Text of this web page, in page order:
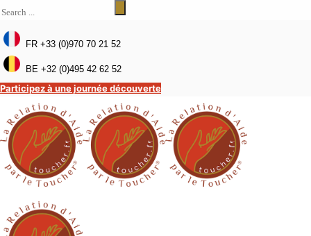
FR +33 (0)970 70 21 52
BE +32 (0)495 42 62 52
Participez à une journée découverte